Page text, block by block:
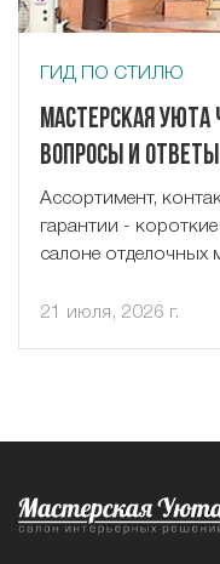
ГИД ПО СТИЛЮ
Мастерская Уюта
Вопросы и ответы
Ассортимент,
гарантии -
салоне отделочных
21 июля, 2026 г.